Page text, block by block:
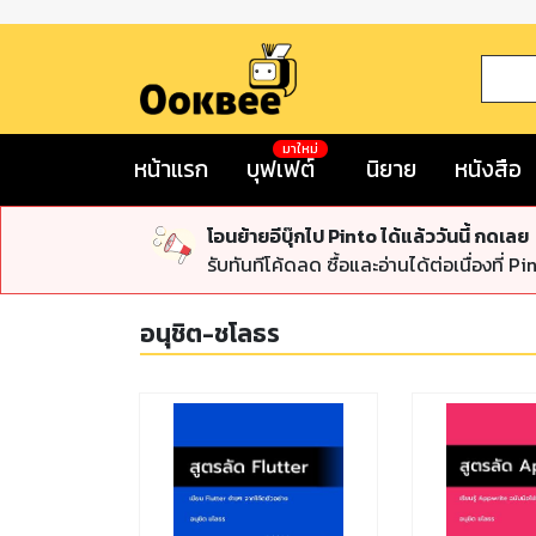
หน้าแรก บุฟเฟต์
มาใหม่
นิยาย หนังสือ
โอนย้ายอีบุ๊กไป Pinto ได้แล้ววันนี้ กดเลย
รับทันทีโค้ดลด ซื้อและอ่านได้ต่อเนื่องที่
อนุชิต-ชโลธร